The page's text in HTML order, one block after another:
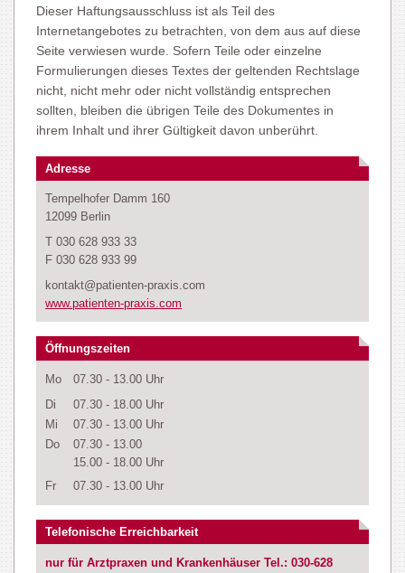
Dieser Haftungsausschluss ist als Teil des
Internetangebotes zu betrachten, von dem aus auf diese
Seite verwiesen wurde. Sofern Teile oder einzelne
Formulierungen dieses Textes der geltenden Rechtslage
nicht, nicht mehr oder nicht vollständig entsprechen
sollten, bleiben die übrigen Teile des Dokumentes in
ihrem Inhalt und ihrer Gültigkeit davon unberührt.
Adresse
Tempelhofer Damm 160
12099 Berlin
T 030 628 933 33
F 030 628 933 99
kontakt@patienten-praxis.com
www.patienten-praxis.com
Öffnungszeiten
Mo
Di
07.30 - 13.00 Uhr
07.30 - 18.00 Uhr
Mi
07.30 - 13.00 Uhr
Do
07.30 - 13.00
15.00 - 18.00 Uhr
Fr
07.30 - 13.00 Uhr
Telefonische Erreichbarkeit
nur für Arztpraxen und Krankenhäuser Tel.: 030-628